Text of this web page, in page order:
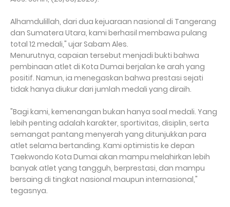
Alhamdulillah, dari dua kejuaraan nasional di Tangerang
dan Sumatera Utara, kami berhasil membawa pulang
total 12 medali," ujar Sabam Ales.
Menurutnya, capaian tersebut menjadi bukti bahwa
pembinaan atlet di Kota Dumai berjalan ke arah yang
positif. Namun, ia menegaskan bahwa prestasi sejati
tidak hanya diukur dari jumlah medali yang diraih.
"Bagi kami, kemenangan bukan hanya soal medali. Yang
lebih penting adalah karakter, sportivitas, disiplin, serta
semangat pantang menyerah yang ditunjukkan para
atlet selama bertanding. Kami optimistis ke depan
Taekwondo Kota Dumai akan mampu melahirkan lebih
banyak atlet yang tangguh, berprestasi, dan mampu
bersaing di tingkat nasional maupun internasional,"
tegasnya.